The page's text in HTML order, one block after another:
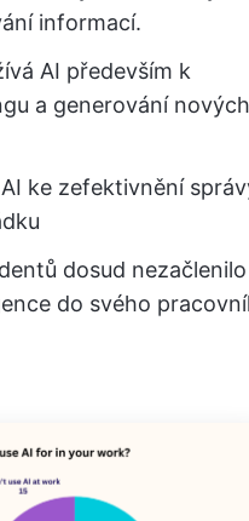
informací.
AI především k
a generování nových
ke zefektivnění
dosud
do svého